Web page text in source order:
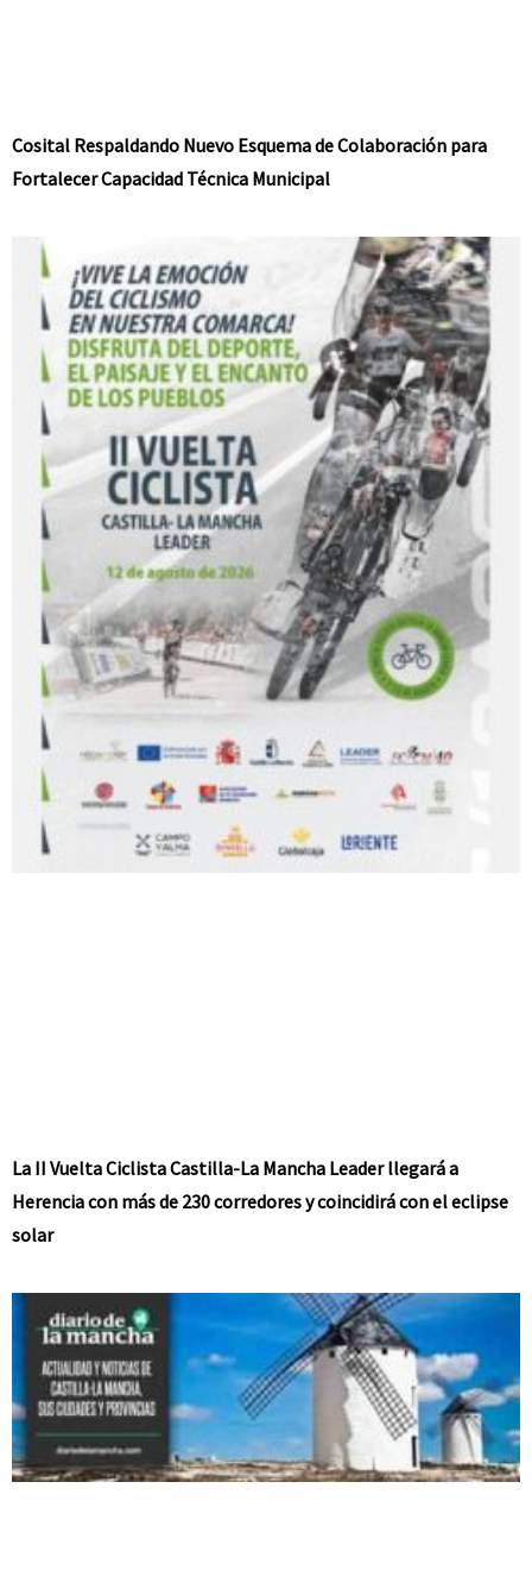
Cosital Respaldando Nuevo Esquema de Colaboración para
Fortalecer Capacidad Técnica Municipal
La II Vuelta Ciclista Castilla-La Mancha Leader llegará a
Herencia con más de 230 corredores y coincidirá con el eclipse
solar